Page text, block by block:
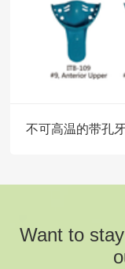
不可高温的带孔
Want to